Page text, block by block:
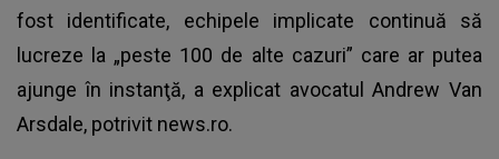
fost identificate, echipele implicate continuă să
lucreze la „peste 100 de alte cazuri” care ar putea
ajunge în instanţă, a explicat avocatul Andrew Van
Arsdale, potrivit news.ro.